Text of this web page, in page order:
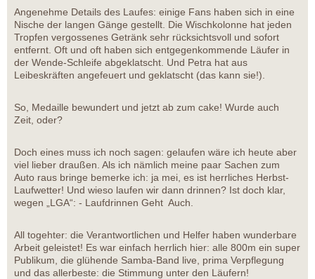
Angenehme Details des Laufes: einige Fans haben sich in eine
Nische der langen Gänge gestellt. Die Wischkolonne hat jeden
Tropfen vergossenes Getränk sehr rücksichtsvoll und sofort
entfernt. Oft und oft haben sich entgegenkommende Läufer in
der Wende-Schleife abgeklatscht. Und Petra hat aus
Leibeskräften angefeuert und geklatscht (das kann sie!).
So, Medaille bewundert und jetzt ab zum cake! Wurde auch
Zeit, oder?
Doch eines muss ich noch sagen: gelaufen wäre ich heute aber
viel lieber draußen. Als ich nämlich meine paar Sachen zum
Auto raus bringe bemerke ich: ja mei, es ist herrliches Herbst-
Laufwetter! Und wieso laufen wir dann drinnen? Ist doch klar,
wegen „LGA“: - Laufdrinnen Geht Auch.
All togehter: die Verantwortlichen und Helfer haben wunderbare
Arbeit geleistet! Es war einfach herrlich hier: alle 800m ein super
Publikum, die glühende Samba-Band live, prima Verpflegung
und das allerbeste: die Stimmung unter den Läufern!